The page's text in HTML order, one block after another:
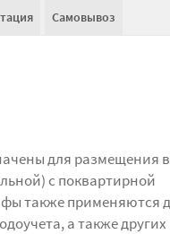
Самовывоз
для размещения
с поквартирной
также применяются
а также других